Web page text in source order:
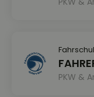
PKW &